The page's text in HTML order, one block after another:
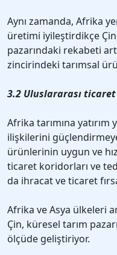
Aynı zamanda, Afrika
üretimi iyileştirdikçe Çin
pazarındaki rekabeti
zincirindeki tarımsal
3.2 Uluslararası
Afrika tarımına
ilişkilerini
ürünlerinin uygun ve
ticaret koridorları ve
da ihracat ve ticaret
Afrika ve Asya ülkeleri
Çin, küresel tarım
ölçüde geliştiriyor.